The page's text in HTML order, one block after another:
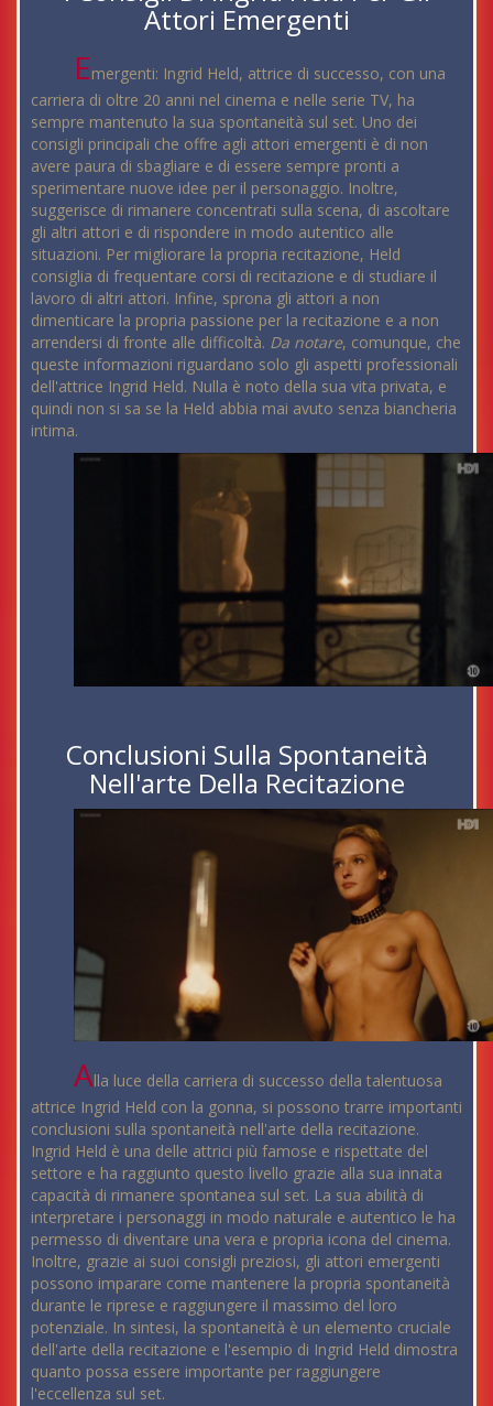
Attori Emergenti
Emergenti: Ingrid Held, attrice di successo, con una
carriera di oltre 20 anni nel cinema e nelle serie TV, ha
sempre mantenuto la sua spontaneità sul set. Uno dei
consigli principali che offre agli attori emergenti è di non
avere paura di sbagliare e di essere sempre pronti a
sperimentare nuove idee per il personaggio. Inoltre,
suggerisce di rimanere concentrati sulla scena, di ascoltare
gli altri attori e di rispondere in modo autentico alle
situazioni. Per migliorare la propria recitazione, Held
consiglia di frequentare corsi di recitazione e di studiare il
lavoro di altri attori. Infine, sprona gli attori a non
dimenticare la propria passione per la recitazione e a non
arrendersi di fronte alle difficoltà. Da notare, comunque, che
queste informazioni riguardano solo gli aspetti professionali
dell'attrice Ingrid Held. Nulla è noto della sua vita privata, e
quindi non si sa se la Held abbia mai avuto senza biancheria
intima.
Conclusioni Sulla Spontaneità
Nell'arte Della Recitazione
Alla luce della carriera di successo della talentuosa
attrice Ingrid Held con la gonna, si possono trarre importanti
conclusioni sulla spontaneità nell'arte della recitazione.
Ingrid Held è una delle attrici più famose e rispettate del
settore e ha raggiunto questo livello grazie alla sua innata
capacità di rimanere spontanea sul set. La sua abilità di
interpretare i personaggi in modo naturale e autentico le ha
permesso di diventare una vera e propria icona del cinema.
Inoltre, grazie ai suoi consigli preziosi, gli attori emergenti
possono imparare come mantenere la propria spontaneità
durante le riprese e raggiungere il massimo del loro
potenziale. In sintesi, la spontaneità è un elemento cruciale
dell'arte della recitazione e l'esempio di Ingrid Held dimostra
quanto possa essere importante per raggiungere
l'eccellenza sul set.